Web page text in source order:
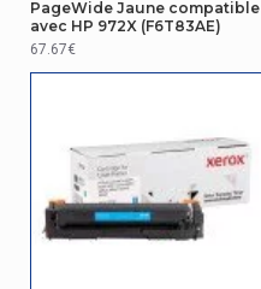
PageWide Jaune compatible
avec HP 972X (F6T83AE)
67.67€